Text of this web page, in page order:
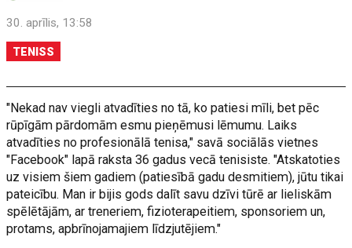
30. aprīlis, 13:58
TENISS
"Nekad nav viegli atvadīties no tā, ko patiesi mīli, bet pēc
rūpīgām pārdomām esmu pieņēmusi lēmumu. Laiks
atvadīties no profesionālā tenisa," savā sociālās vietnes
"Facebook" lapā raksta 36 gadus vecā tenisiste. "Atskatoties
uz visiem šiem gadiem (patiesībā gadu desmitiem), jūtu tikai
pateicību. Man ir bijis gods dalīt savu dzīvi tūrē ar lieliskām
spēlētājām, ar treneriem, fizioterapeitiem, sponsoriem un,
protams, apbrīnojamajiem līdzjutējiem."